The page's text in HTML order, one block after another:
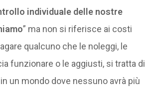
individuale delle nostre
” ma non si riferisce ai costi
qualcuno che le noleggi, le
funzionare o le aggiusti, si tratta di
un mondo dove nessuno avrà più